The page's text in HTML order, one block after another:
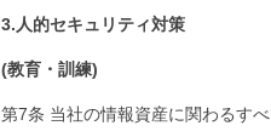
3.人的セキュリティ対策
(教育・訓練)
第7条 当社の情報資産に関わるす